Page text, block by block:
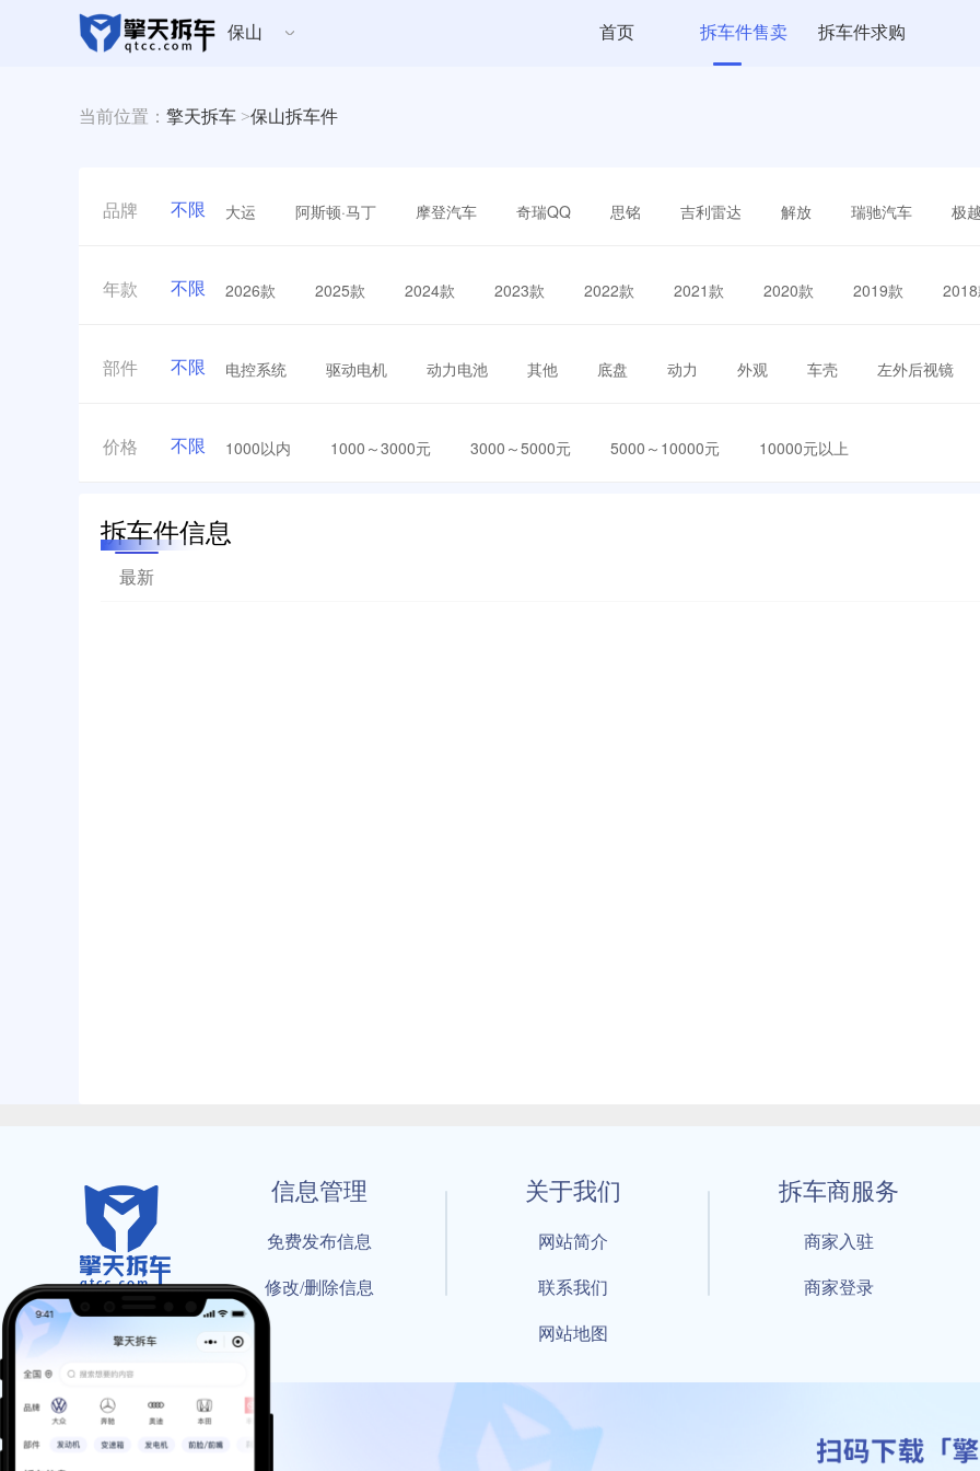
保山 首页 拆车件售卖 拆车件求购
当前位置： 擎天拆车 >保山拆车件
品牌 不限 大运 阿斯顿·马丁 摩登汽车 奇瑞QQ 思铭 吉利雷达 解放 瑞驰汽车 极
年款 不限 2026款 2025款 2024款 2023款 2022款 2021款 2020款 2019款
部件 不限 电控系统 驱动电机 动力电池 其他 底盘 动力 外观 车壳 左外后视镜
价格 不限 1000以内 1000～3000元 3000～5000元 5000～10000元 10000元以上
拆车件信息
最新
信息管理
免费发布信息
修改/删除信息
关于我们
网站简介
联系我们
网站地图
拆车商服务
商家入驻
商家登录
© 2021 By 擎天拆车-买卖拆车件，擎天拆车好省快 All Rights Reserved
工信部备案号：鲁ICP备18021004号-17 公安部备案号： 鲁公网安备